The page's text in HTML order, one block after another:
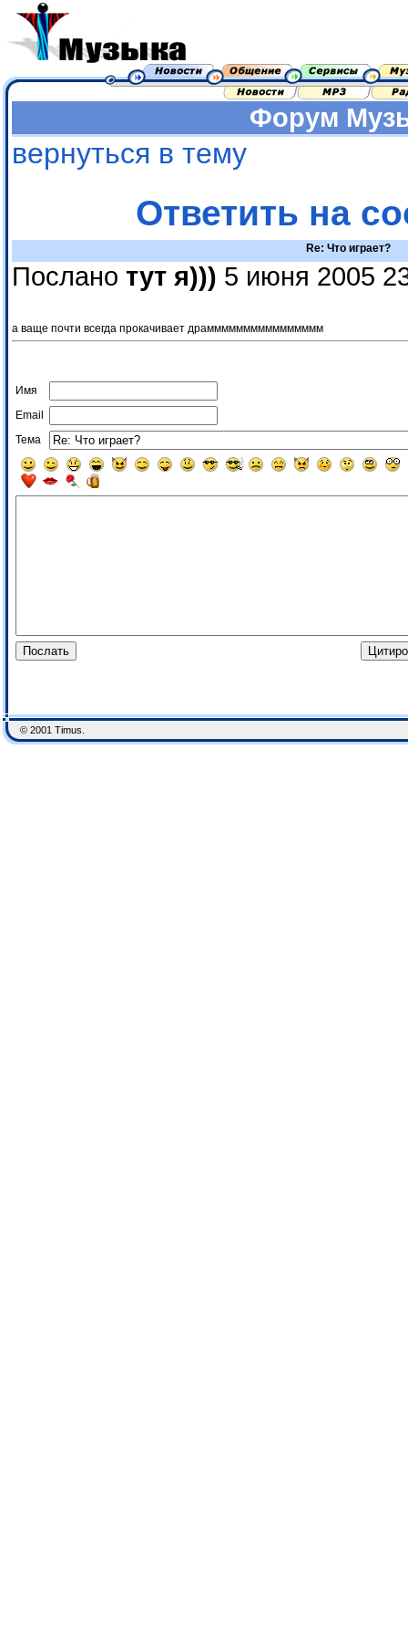
Форум
вернуться в тему
Ответить на
Re: Что играет?
Послано тут я))) 5 июня 2005
а ваще почти всегда прокачивает драмммммммммммммммм
Имя
Email
Тема
© 2001 Timus.